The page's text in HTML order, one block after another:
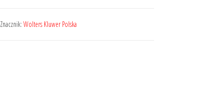
Znacznik: Wolters Kluwer Polska